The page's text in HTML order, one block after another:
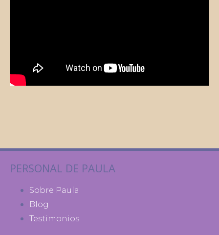
PERSONAL DE PAULA
Sobre Paula
Blog
Testimonios